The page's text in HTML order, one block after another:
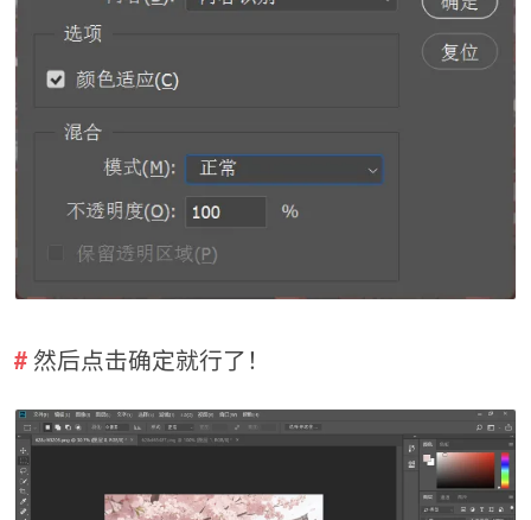
然后点击确定就行了！